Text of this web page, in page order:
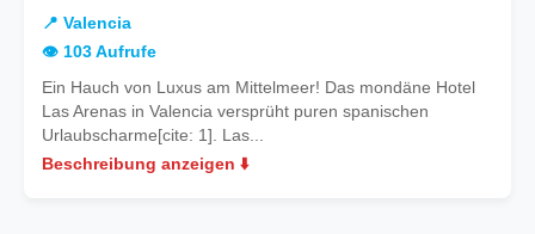
📍 Valencia
👁️ 103 Aufrufe
Ein Hauch von Luxus am Mittelmeer! Das mondäne Hotel
Las Arenas in Valencia versprüht puren spanischen
Urlaubscharme[cite: 1]. Las...
Beschreibung anzeigen ⬇️